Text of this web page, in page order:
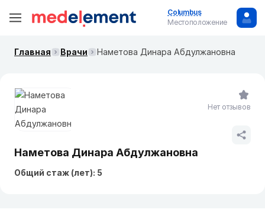
Columbus
Местоположение
Главная Врачи Наметова Динара Абдулжановна
Наметова Динара Абдулжановна
Общий стаж (лет): 5
Нет отзывов